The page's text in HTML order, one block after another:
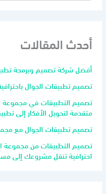
أحدث المقالات
أفضل شركة تصميم وبرمجة
تصميم تطبيقات الجوال
تصميم التطبيقات في مجموعة
متقدمة لتحويل الأفكار إلى
تصميم تطبيقات الجوال مع
تصميم التطبيقات من مجموعة
احترافية تنقل مشروعك إلى